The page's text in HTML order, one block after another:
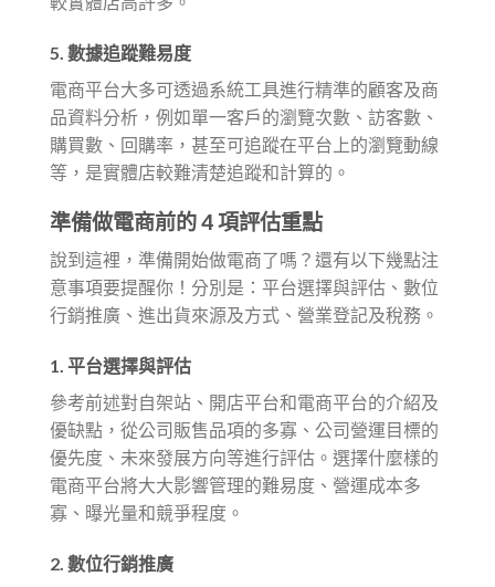
5. 數據追蹤難易度
電商平台大多可透過系統工具進行精準的顧客及商
品資料分析，例如單一客戶的瀏覽次數、訪客數、
購買數、回購率，甚至可追蹤在平台上的瀏覽動線
等，是實體店較難清楚追蹤和計算的。
準備做電商前的 4 項評估重點
說到這裡，準備開始做電商了嗎？還有以下幾點注
意事項要提醒你！分別是：平台選擇與評估、數位
行銷推廣、進出貨來源及方式、營業登記及稅務。
1. 平台選擇與評估
參考前述對自架站、開店平台和電商平台的介紹及
優缺點，從公司販售品項的多寡、公司營運目標的
優先度、未來發展方向等進行評估。選擇什麼樣的
電商平台將大大影響管理的難易度、營運成本多
寡、曝光量和競爭程度。
2. 數位行銷推廣